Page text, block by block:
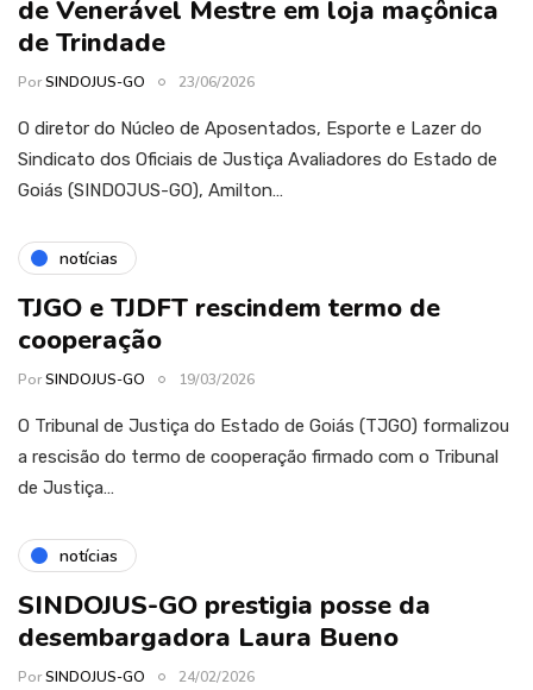
de Venerável Mestre em loja maçônica
de Trindade
PorSINDOJUS-GO 23/06/2026
O diretor do Núcleo de Aposentados, Esporte e Lazer do
Sindicato dos Oficiais de Justiça Avaliadores do Estado de
Goiás (SINDOJUS-GO), Amilton…
notícias
TJGO e TJDFT rescindem termo de
cooperação
PorSINDOJUS-GO 19/03/2026
O Tribunal de Justiça do Estado de Goiás (TJGO) formalizou
a rescisão do termo de cooperação firmado com o Tribunal
de Justiça…
notícias
SINDOJUS-GO prestigia posse da
desembargadora Laura Bueno
PorSINDOJUS-GO 24/02/2026